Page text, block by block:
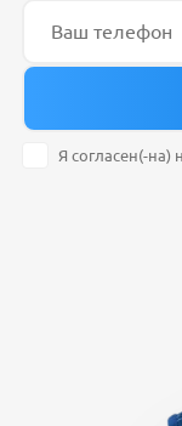
Я согласен(-на)